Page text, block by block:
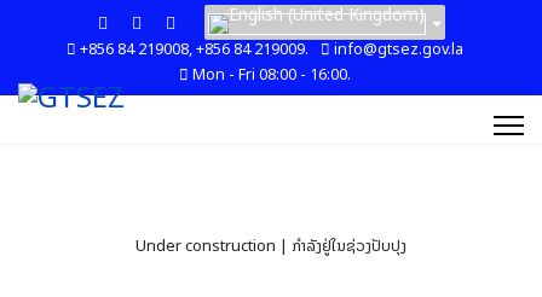
+856 84 219008, +856 84 219009.
info@gtsez.gov.la
Mon - Fri 08:00 - 16:00.
Under construction | ກໍາລັງຢູ່ໃນຊ່ວງປັບປຸງ